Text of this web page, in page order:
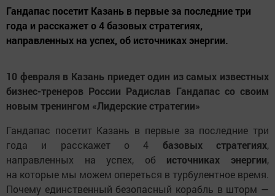
Гандапас посетит Казань в первые за последние три
года и расскажет о 4 базовых стратегиях,
направленных на успех, об источниках энергии.
10 февраля в Казань приедет один из самых известных
бизнес-тренеров России Радислав Гандапас со своим
новым тренингом «Лидерские стратегии»
Гандапас посетит Казань в первые за последние три
года и расскажет о 4 базовых стратегиях,
направленных на успех, об источниках энергии,
на которые мы можем опереться в турбулентное время.
Почему единственный безопасный корабль в шторм —